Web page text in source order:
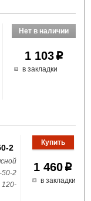
1 103p
в закладки
1 460 p
в закладки
2
2